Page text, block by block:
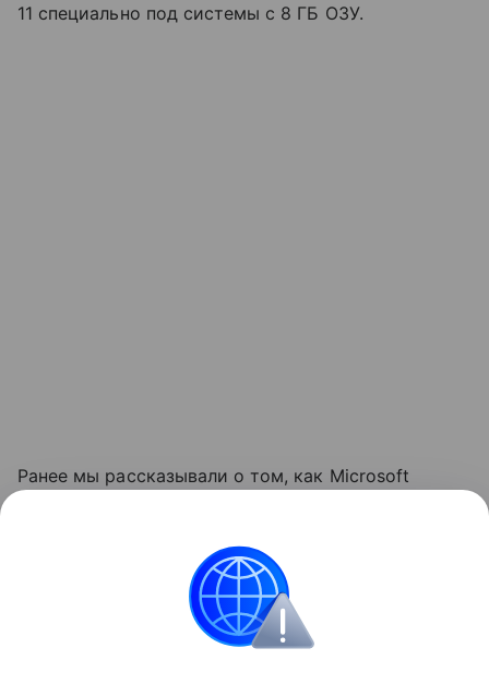
11 специально под системы с 8 ГБ ОЗУ.
Ранее мы рассказывали о том, как Microsoft
минимальную планку до 16 ГБ.
Microsoft